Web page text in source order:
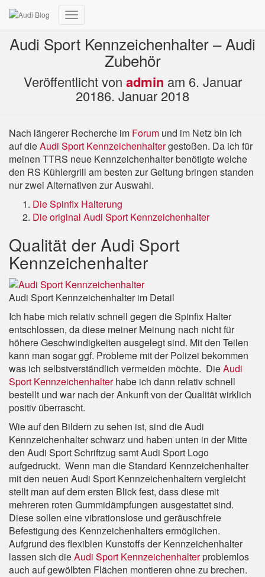
Navigation
umschalten
Audi Sport Kennzeichenhalter – Audi
Zubehör
Veröffentlicht von admin am 6. Januar
20186. Januar 2018
Nach längerer Recherche im Forum und im Netz bin ich
auf dieAudi Sport Kennzeichenhaltergestoßen. Da ich für
meinen TTRS neue Kennzeichenhalter benötigte welche
den RS Kühlergrill am besten zur Geltung bringen standen
nur zwei Alternativen zur Auswahl.
Die Spinfix Halterung
Die original Audi Sport Kennzeichenhalter
Qualität der Audi Sport
Kennzeichenhalter
Audi Sport Kennzeichenhalter im Detail
Ich habe mich relativ schnell gegen die Spinfix Halter
entschlossen, da diese meiner Meinung nach nicht für
höhere Geschwindigkeiten ausgelegt sind. Mit den Teilen
kann man sogar ggf. Probleme mit der Polizei bekommen
was ich selbstverständlich vermeiden möchte. DieAudi
Sport Kennzeichenhalterhabe ich dann relativ schnell
bestellt und war nach der Ankunft von der Qualität wirklich
positiv überrascht.
Wie auf den Bildern zu sehen ist, sind die Audi
Kennzeichenhalter schwarz und haben unten in der Mitte
den Audi Sport Schriftzug samt Audi Sport Logo
aufgedruckt. Wenn man die Standard Kennzeichenhalter
mit den neuen Audi Sport Kennzeichenhaltern vergleicht
stellt man auf dem ersten Blick fest, dass diese mit
mehreren roten Gummidämpfungen ausgestattet sind.
Diese sollen eine vibrationslose und geräuschfreie
Befestigung des Kennzeichenhalters ermöglichen.
Aufgrund des flexiblen Kunstoffs der Kennzeichenhalter
lassen sich dieAudi Sport Kennzeichenhalterproblemlos
auch auf gewölbten Flächen montieren ohne zu brechen.